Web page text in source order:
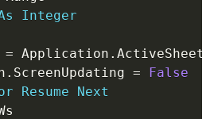
Integer
= Application . ActiveSheet
. ScreenUpdating =
False
Resume
Next